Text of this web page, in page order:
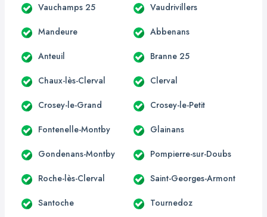
Vauchamps 25 Vaudrivillers
Mandeure Abbenans
Anteuil Branne 25
Chaux-lès-Clerval Clerval
Crosey-le-Grand Crosey-le-Petit
Fontenelle-Montby Glainans
Gondenans-Montby Pompierre-sur-Doubs
Roche-lès-Clerval Saint-Georges-Armont
Santoche Tournedoz